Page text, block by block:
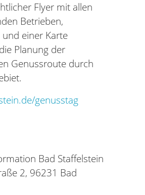
Flyer mit allen
Betrieben,
einer Karte
Planung der
Genussroute durch
genusstag
Bad Staffelstein
2, 96231 Bad